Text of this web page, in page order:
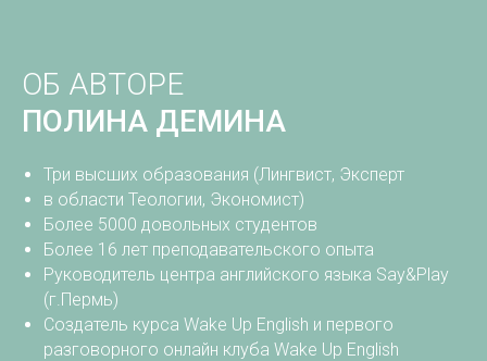
ОБ АВТОРЕ
ПОЛИНА ДЕМИНА
Три высших образования (Лингвист, Эксперт
в области Теологии, Экономист)
Более 5000 довольных студентов
Более 16 лет преподавательского опыта
Руководитель центра английского языка Say&Play
(г.Пермь)
Создатель курса Wake Up English и первого
разговорного онлайн клуба Wake Up English